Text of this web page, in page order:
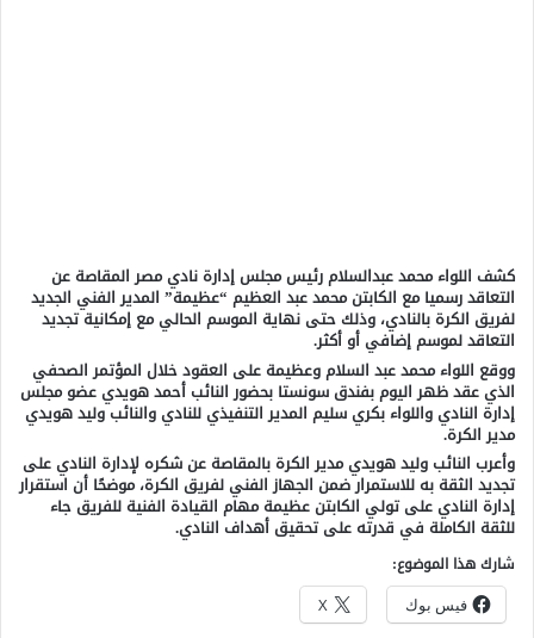
كشف اللواء محمد عبدالسلام رئيس مجلس إدارة نادي مصر المقاصة عن
التعاقد رسميا مع الكابتن محمد عبد العظيم “عظيمة” المدير الفني الجديد
لفريق الكرة بالنادي، وذلك حتى نهاية الموسم الحالي مع إمكانية تجديد
التعاقد لموسم إضافي أو أكثر.
ووقع اللواء محمد عبد السلام وعظيمة على العقود خلال المؤتمر الصحفي
الذي عقد ظهر اليوم بفندق سونستا بحضور النائب أحمد هويدي عضو مجلس
إدارة النادي واللواء بكري سليم المدير التنفيذي للنادي والنائب وليد هويدي
مدير الكرة.
وأعرب النائب وليد هويدي مدير الكرة بالمقاصة عن شكره لإدارة النادي على
تجديد الثقة به للاستمرار ضمن الجهاز الفني لفريق الكرة، موضحًا أن استقرار
إدارة النادي على تولي الكابتن عظيمة مهام القيادة الفنية للفريق جاء
للثقة الكاملة في قدرته على تحقيق أهداف النادي.
شارك هذا الموضوع:
فيس بوك X